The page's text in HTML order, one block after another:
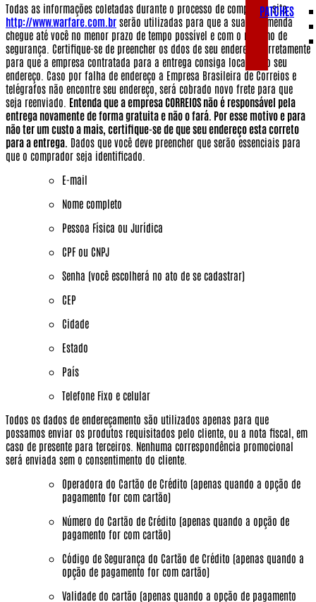
PATCHES
Todas as informações coletadas durante o processo de compra no site
http://www.warfare.com.br serão utilizadas para que a sua encomenda
chegue até você no menor prazo de tempo possível e com o máximo de
segurança. Certifique-se de preencher os ddos de seu endereço corretamente
para que a empresa contratada para a entrega consiga localizar o seu
endereço. Caso por falha de endereço a Empresa Brasileira de Correios e
telégrafos não encontre seu endereço, será cobrado novo frete para que
seja reenviado. Entenda que a empresa CORREIOS não é responsável pela
entrega novamente de forma gratuita e não o fará. Por esse motivo e para
não ter um custo a mais, certifique-se de que seu endereço esta correto
para a entrega. Dados que você deve preencher que serão essenciais para
que o comprador seja identificado.
E-mail
Nome completo
Pessoa Física ou Jurídica
CPF ou CNPJ
Senha (você escolherá no ato de se cadastrar)
CEP
Cidade
Estado
País
Telefone Fixo e celular
Todos os dados de endereçamento são utilizados apenas para que
possamos enviar os produtos requisitados pelo cliente, ou a nota fiscal, em
caso de presente para terceiros. Nenhuma correspondência promocional
será enviada sem o consentimento do cliente.
Operadora do Cartão de Crédito (apenas quando a opção de
pagamento for com cartão)
Número do Cartão de Crédito (apenas quando a opção de
pagamento for com cartão)
Código de Segurança do Cartão de Crédito (apenas quando a
opção de pagamento for com cartão)
Validade do cartão (apenas quando a opção de pagamento